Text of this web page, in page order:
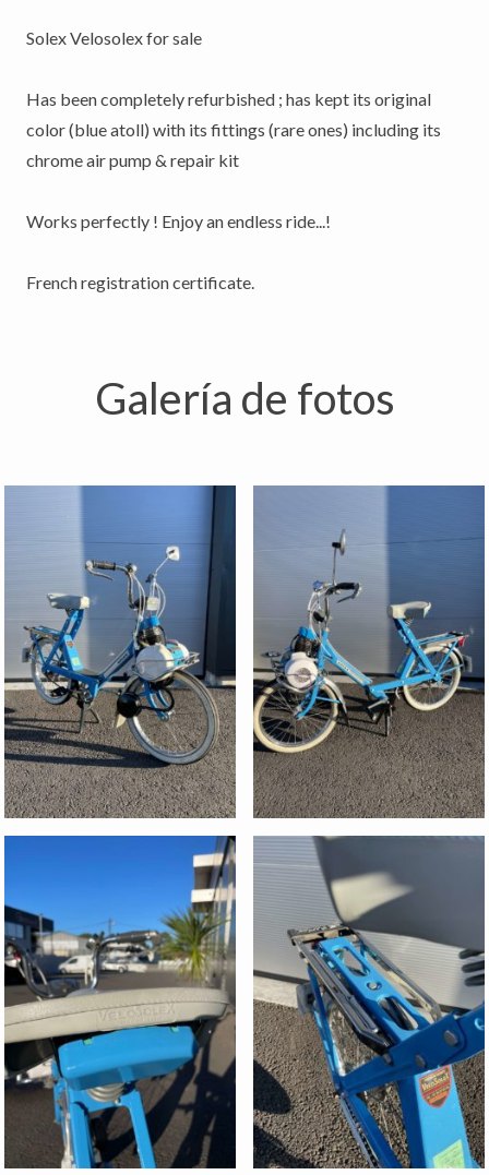
Solex Velosolex for sale
Has been completely refurbished ; has kept its original
color (blue atoll) with its fittings (rare ones) including its
chrome air pump & repair kit
Works perfectly ! Enjoy an endless ride...!
French registration certificate.
Galería de fotos